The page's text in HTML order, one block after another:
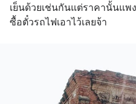
เย็นด้วยเช่นกันแต่ราคานั้นแพ
ซื้อตั๋วรถไฟเอาไว้เลยจ้า